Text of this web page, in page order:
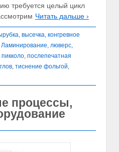
требуется целый цикл
Читать дальше ›
, высечка, конгревное
Ламинирование, люверс,
пикколо, послепечатная
, тиснение фольгой,
процессы,